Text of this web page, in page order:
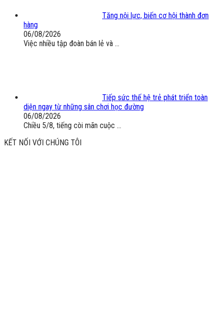
Tăng nội lực, biến cơ hội thành đơn
hàng
06/08/2026
Việc nhiều tập đoàn bán lẻ và ...
Tiếp sức thế hệ trẻ phát triển toàn
diện ngay từ những sân chơi học đường
06/08/2026
Chiều 5/8, tiếng còi mãn cuộc ...
KẾT NỐI VỚI CHÚNG TÔI